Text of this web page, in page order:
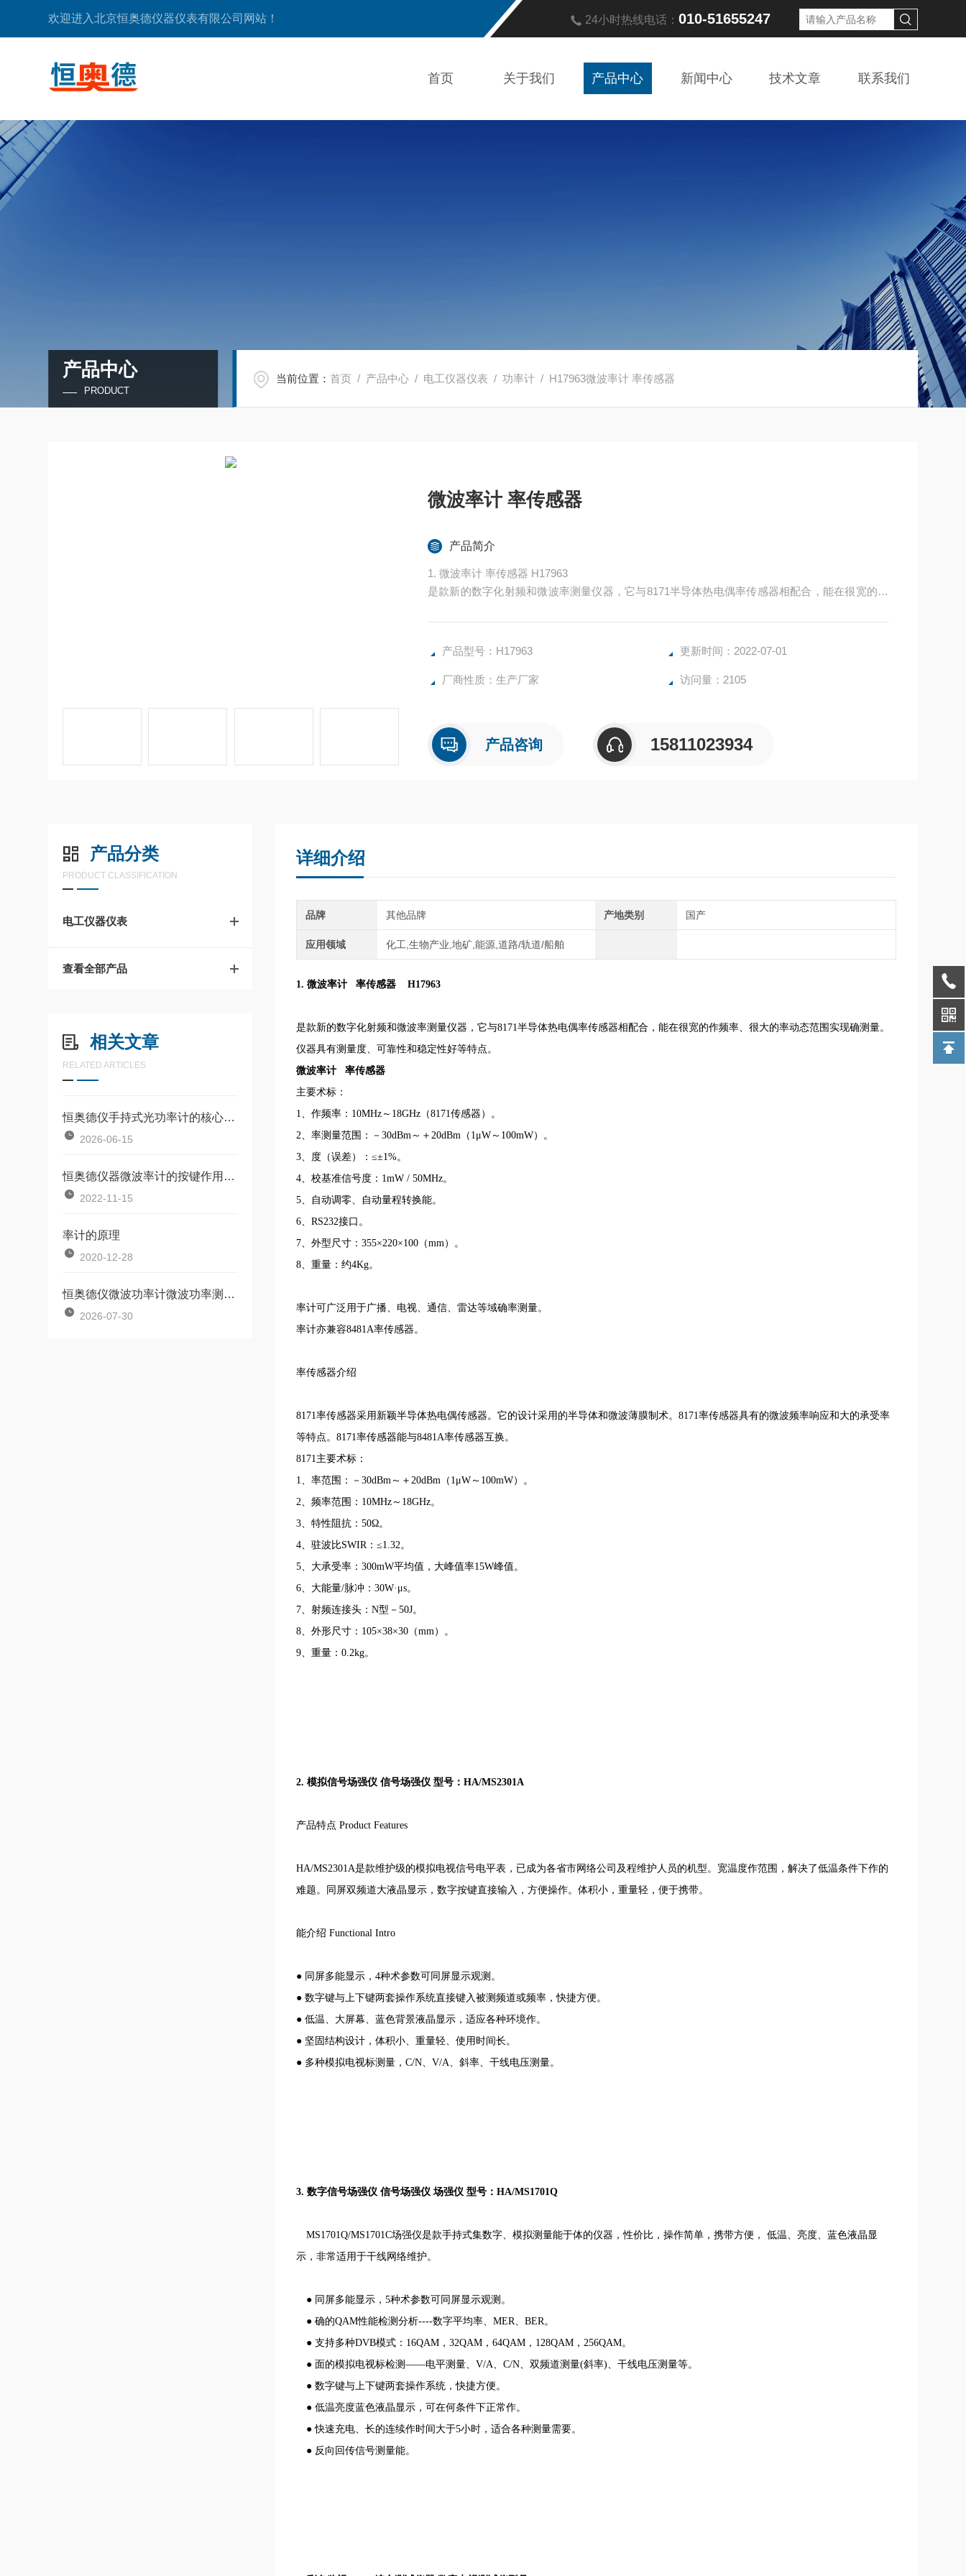
欢迎进入北京恒奥德仪器仪表有限公司网站！ 24小时热线电话： 010-51655247
首页 关于我们 产品中心 新闻中心 技术文章 联系我们
产品中心
PRODUCT
当前位置：首页 / 产品中心 / 电工仪器仪表 /功率计 / H17963微波率计 率传感器
微波率计 率传感器
产品简介
1. 微波率计 率传感器 H17963
是款新的数字化射频和微波率测量仪器，它与8171半导体热电偶率传感器相配合，能在很宽的作
产品型号：H17963 更新时间：2022-07-01
厂商性质：生产厂家 访问量：2105
产品咨询 15811023934
产品分类
PRODUCT CLASSIFICATION
电工仪器仪表
查看全部产品
相关文章
RELATED ARTICLES
恒奥德仪手持式光功率计的核心原理工作流程
2026-06-15
恒奥德仪器微波率计的按键作用使用方法
2022-11-15
率计的原理
2020-12-28
恒奥德仪微波功率计微波功率测量仪关键注意事项操作
2026-07-30
详细介绍
品牌 其他品牌 产地类别 国产
应用领域 化工,生物产业,地矿,能源,道路/轨道/船舶
1. 微波率计率传感器 H17963
是款新的数字化射频和微波率测量仪器，它与8171半导体热电偶率传感器相配合，能在很宽的作频率、很大的率动态范围实现确测量。
仪器具有测量度、可靠性和稳定性好等特点。
微波率计 率传感器
主要术标：
1、作频率： 10MHz～ 18GHz（8171传感器）。
2、率测量范围：－ 30dBm～＋ 20dBm（ 1μW～ 100mW）。
3、度（误差）：≤±1%。
4、校基准信号度： 1mW / 50MHz。
5、自动调零、自动量程转换能。
6、 RS232接口。
7、外型尺寸： 355×220×100（mm）。
8、重量：约4Kg。
率计可广泛用于广播、电视、通信、雷达等域确率测量。
率计亦兼容8481A率传感器。
率传感器介绍
8171率传感器采用新颖半导体热电偶传感器。它的设计采用的半导体和微波薄膜制术。 8171率传感器具有的微波频率响应和大的承受率
等特点。 8171率传感器能与8481A率传感器互换。
8171主要术标：
1、率范围：－ 30dBm～＋ 20dBm（ 1μW～ 100mW）。
2、频率范围： 10MHz～ 18GHz。
3、特性阻抗： 50Ω。
4、驻波比SWIR：≤1.32。
5、大承受率： 300mW平均值，大峰值率15W峰值。
6、大能量/脉冲： 30W·μs。
7、射频连接头： N型－ 50J。
8、外形尺寸： 105×38×30（mm）。
9、重量： 0.2kg。
2. 模拟信号场强仪信号场强仪 型号： HA/MS2301A
产品特点 Product Features
HA/MS2301A是款维护级的模拟电视信号电平表，已成为各省市网络公司及程维护人员的机型。宽温度作范围，解决了低温条件下作的
难题。同屏双频道大液晶显示，数字按键直接输入，方便操作。体积小，重量轻，便于携带。
能介绍 Functional Intro
● 同屏多能显示， 4种术参数可同屏显示观测。
● 数字键与上下键两套操作系统直接键入被测频道或频率，快捷方便。
● 低温、大屏幕、蓝色背景液晶显示，适应各种环境作。
● 坚固结构设计，体积小、重量轻、使用时间长。
● 多种模拟电视标测量， C/N、 V/A、斜率、干线电压测量。
3. 数字信号场强仪信号场强仪 场强仪 型号： HA/MS1701Q
MS1701Q/MS1701C场强仪是款手持式集数字、模拟测量能于体的仪器，性价比，操作简单，携带方便， 低温、亮度、蓝色液晶显
示，非常适用于干线网络维护。
● 同屏多能显示， 5种术参数可同屏显示观测。
● 确的QAM性能检测分析----数字平均率、 MER、 BER。
● 支持多种DVB模式： 16QAM， 32QAM， 64QAM， 128QAM， 256QAM。
● 面的模拟电视标检测——电平测量、 V/A、 C/N、双频道测量(斜率)、干线电压测量等。
● 数字键与上下键两套操作系统，快捷方便。
● 低温亮度蓝色液晶显示，可在何条件下正常作。
● 快速充电、长的连续作时间大于5小时，适合各种测量需要。
● 反向回传信号测量能。